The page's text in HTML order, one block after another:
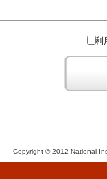
めの政治教育その他の
ための宗教教育その他
動をアピールする活動等)
利
Copyright © 2012 National